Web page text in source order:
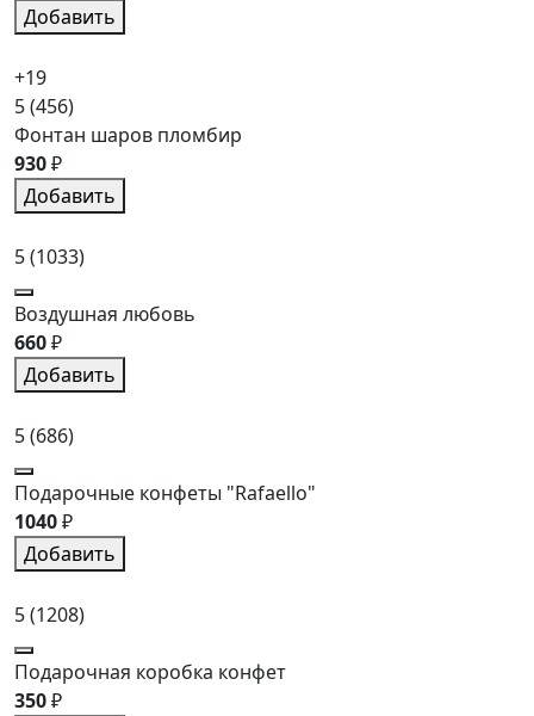
Добавить
+19
5(456)
Фонтан шаров пломбир
930₽
Добавить
5(1033)
Воздушная любовь
660₽
Добавить
5(686)
Подарочные конфеты "Rafaello"
1040₽
Добавить
5(1208)
Подарочная коробка конфет
350₽